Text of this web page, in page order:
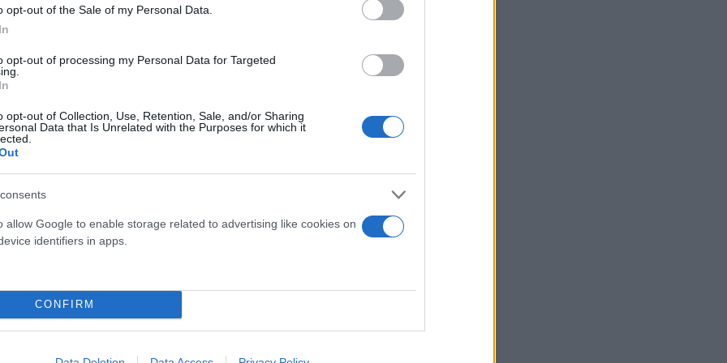
opt-out of the Sale of my Personal Data.
opt-out of processing my Personal Data for Targeted
opt-out of Collection, Use, Retention, Sale, and/or Sharing
Data that Is Unrelated with the Purposes for which it
allow Google to enable storage related to advertising like cookies on
identifiers in apps.
CONFIRM
έγκυος, δεν με ήξερε ούτε η μάνα μου και ήμουν
και σκέφτηκα ότι δεν θα πάρω ποτέ σύνταξη -
σε καλούπι, έχω άναρχο λόγο, θα έκανα κακό σε μια
είμαι χαρούμενη στη ζωή μόνο επειδή μου αρέσει η